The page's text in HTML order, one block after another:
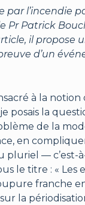
par l’incendie
Patrick
il propose
d’un
à la
posais la
de la
en
pluriel — c’est-
le titre : « Les
franche
la